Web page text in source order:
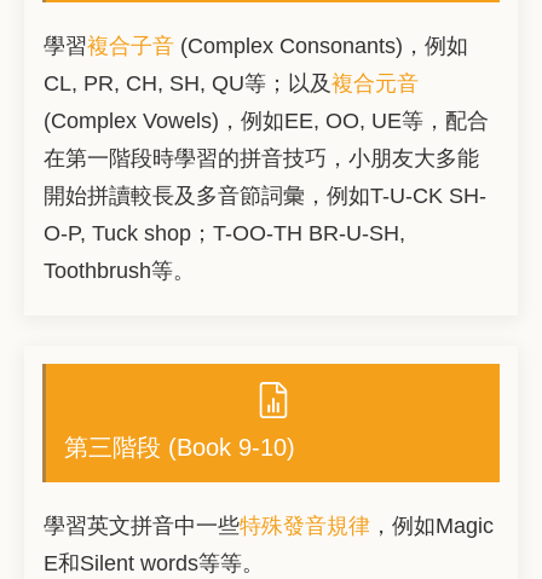
學習複合子音 (Complex Consonants)，例如
CL, PR, CH, SH, QU等；以及複合元音
(Complex Vowels)，例如EE, OO, UE等，配合
在第一階段時學習的拼音技巧，小朋友大多能
開始拼讀較長及多音節詞彙，例如T-U-CK SH-
O-P, Tuck shop；T-OO-TH BR-U-SH,
Toothbrush等。
第三階段 (Book 9-10)
學習英文拼音中一些特殊發音規律 ，例如Magic
E和Silent words等等。